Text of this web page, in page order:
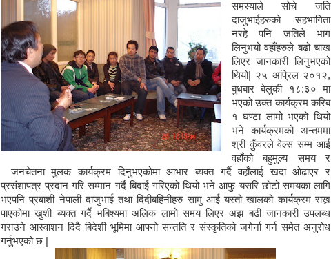
समस्याले सोचे जति
दाजुभाईहरुको सहभागिता
नरहे पनि जतिले भाग
लिनुभयो वहाँहरुले बढो चाख
लिएर जानकारी लिनुभएको
थियो| २५ अप्रिल २०१२,
बुधबार बेलुकी १८:३० मा
भएको उक्त कार्यक्रम करिब
१ घण्टा लामो भएको थियो
भने कार्यक्रमको अन्तममा
श्री कुँवरले वेल्स सम्म आई
वहाँको बहुमुल्य समय र
जनचेतना मुलक कार्यक्रम दिनुभएकोमा आभार ब्यक्त गर्दै वहाँलाई खदा ओढाएर र
प्रसंशापत्र प्रदान गरि सम्मान गर्दै बिदाई गरिएको थियो भने आफु यसरि छोटो समयका लागि
भएपनि प्रबाशी नेपाली दाजुभाई तथा दिदीबहिनीहरु सामु आई यस्तो खालको कार्यक्रम राख्न
पाएकोमा खुशी ब्यक्त गर्दै भबिश्यमा अलिक लामो समय लिएर अझ बढी जानकारी उपलब्ध
गराउने आस्वाशन दिदै बिदेशी भूमिमा आफ्नो सन्तति र संस्कृतिको जगेर्ना गर्न समेत अनुरोध
गर्नुभएको छ |